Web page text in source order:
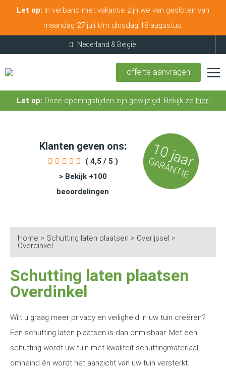
Let op: In verband met vakantie zijn we van gesloten van
maandag 27 juli t/m dinsdag 18 augustus.
offerte aanvragen
Let op: Onze openingstijden zijn gewijzigd. Bekijk ze hier!
Klanten geven ons:
( 4,5 / 5 )
> Bekijk +100
beoordelingen
10 jaar
GARANTIE
Home > Schutting laten plaatsen > Overijssel >
Overdinkel
Schutting laten plaatsen
Overdinkel
Wilt u graag meer privacy en veiligheid in uw tuin creëren?
Een schutting laten plaatsen is dan onmisbaar. Met een
schutting wordt uw tuin met kwaliteit schuttingmateriaal
omheind én wordt het aanzicht van uw tuin versterkt.